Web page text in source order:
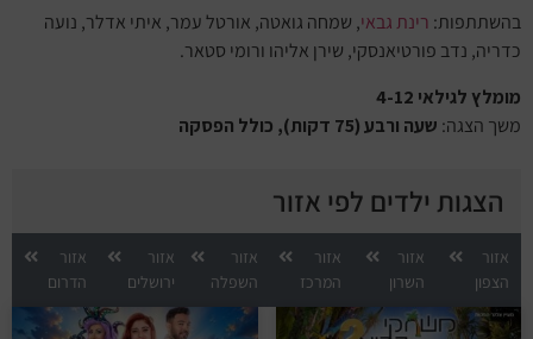
בהשתתפות: רינת גבאי, שמחה גואטה, אורטל עמר, איתי אדלר, נועה
כדריה, נדב פורטיאנסקי, שירן אליהו ורומי סטאר.
מומלץ לגילאי 4-12
משך הצגה: שעה ורבע (75 דקות), כולל הפסקה
הצגות ילדים לפי אזור
אזור
הצפון
אזור
השרון
אזור
המרכז
אזור
השפלה
אזור
ירושלים
אזור
הדרום